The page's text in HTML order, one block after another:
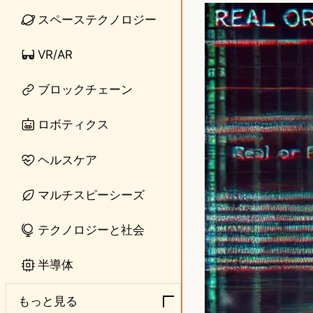
スペーステクノロジー
VR/AR
ブロックチェーン
ロボティクス
ヘルスケア
マルチスピーシーズ
テクノロジーと社会
半導体
もっと見る
n
e
s
t
d
o
n